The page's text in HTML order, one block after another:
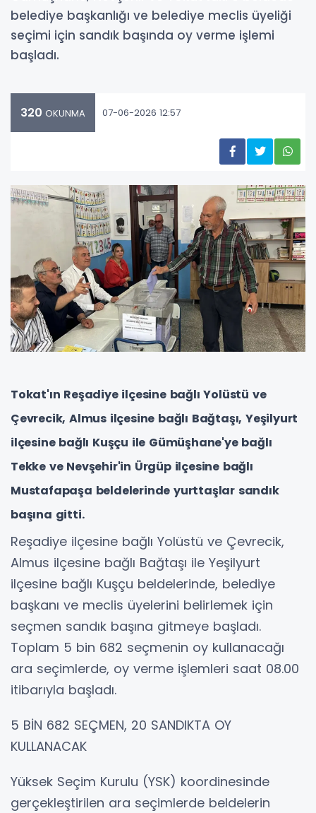
belediye başkanlığı ve belediye meclis üyeliği
seçimi için sandık başında oy verme işlemi
başladı.
320 OKUNMA 07-06-2026 12:57
Tokat'ın Reşadiye ilçesine bağlı Yolüstü ve
Çevrecik, Almus ilçesine bağlı Bağtaşı, Yeşilyurt
ilçesine bağlı Kuşçu ile Gümüşhane'ye bağlı
Tekke ve Nevşehir'in Ürgüp ilçesine bağlı
Mustafapaşa beldelerinde yurttaşlar sandık
başına gitti.
Reşadiye ilçesine bağlı Yolüstü ve Çevrecik,
Almus ilçesine bağlı Bağtaşı ile Yeşilyurt
ilçesine bağlı Kuşçu beldelerinde, belediye
başkanı ve meclis üyelerini belirlemek için
seçmen sandık başına gitmeye başladı.
Toplam 5 bin 682 seçmenin oy kullanacağı
ara seçimlerde, oy verme işlemleri saat 08.00
itibarıyla başladı.
5 BİN 682 SEÇMEN, 20 SANDIKTA OY
KULLANACAK
Yüksek Seçim Kurulu (YSK) koordinesinde
gerçekleştirilen ara seçimlerde beldelerin